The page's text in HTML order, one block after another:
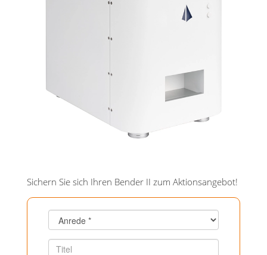
Sichern Sie sich Ihren Bender II zum Aktionsangebot!